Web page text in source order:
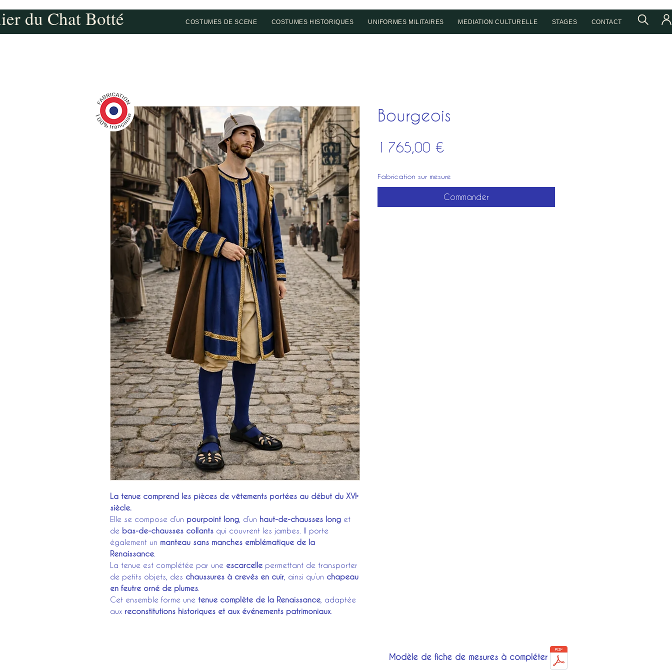
du Chat Botté COSTUMES DE SCENE COSTUMES HISTORIQUES UNIFORMES MILITAIRES MEDIATION CULTURELLE STAGES CONTACT
La tenue comprend les pièces de vêtements portées au début du XVIᵉ
siècle.
Elle se compose d’un pourpoint long , d’un haut-de-chausses long et
de bas-de-chausses collants qui couvrent les jambes. Il porte
également un manteau sans manches emblématique de la
Renaissance
La tenue est complétée par une escarcelle permettant de transporter
de petits objets, des chaussures à crevés en cuir , ainsi qu’un chapeau
en feutre orné de plumes
Cet ensemble forme une tenue complète de la Renaissance , adaptée
aux reconstitutions historiques et aux événements patrimoniaux
Bourgeois
1 765,00 €
Fabrication sur mesure
Commander
Modèle de fiche de mesures à compléter :